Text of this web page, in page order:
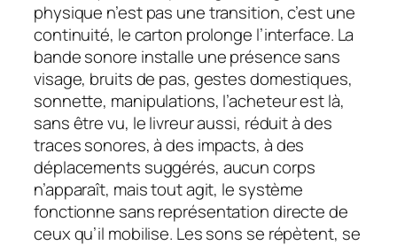
physique n’est pas une transition, c’est une
continuité, le carton prolonge l’interface. La
bande sonore installe une présence sans
visage, bruits de pas, gestes domestiques,
sonnette, manipulations, l’acheteur est là,
sans être vu, le livreur aussi, réduit à des
traces sonores, à des impacts, à des
déplacements suggérés, aucun corps
n’apparaît, mais tout agit, le système
fonctionne sans représentation directe de
ceux qu’il mobilise. Les sons se répètent, se